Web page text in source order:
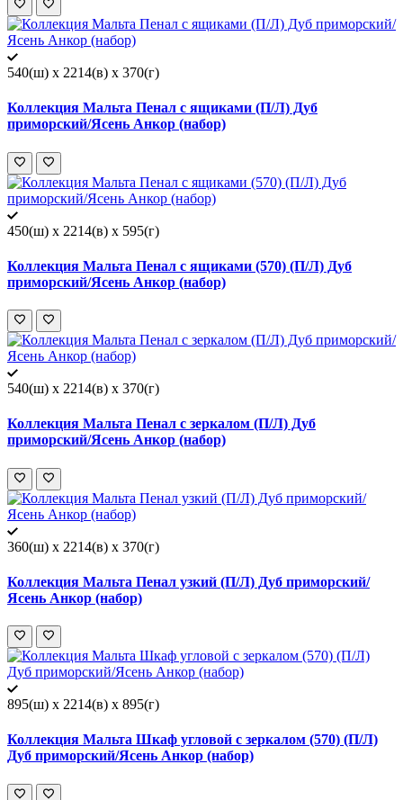
540(ш) x 2214(в) x 370(г)
Коллекция Мальта Пенал с ящиками (П/Л) Дуб
приморский/Ясень Анкор (набор)
450(ш) x 2214(в) x 595(г)
Коллекция Мальта Пенал с ящиками (570) (П/Л) Дуб
приморский/Ясень Анкор (набор)
540(ш) x 2214(в) x 370(г)
Коллекция Мальта Пенал с зеркалом (П/Л) Дуб
приморский/Ясень Анкор (набор)
360(ш) x 2214(в) x 370(г)
Коллекция Мальта Пенал узкий (П/Л) Дуб приморский/
Ясень Анкор (набор)
895(ш) x 2214(в) x 895(г)
Коллекция Мальта Шкаф угловой с зеркалом (570) (П/Л)
Дуб приморский/Ясень Анкор (набор)